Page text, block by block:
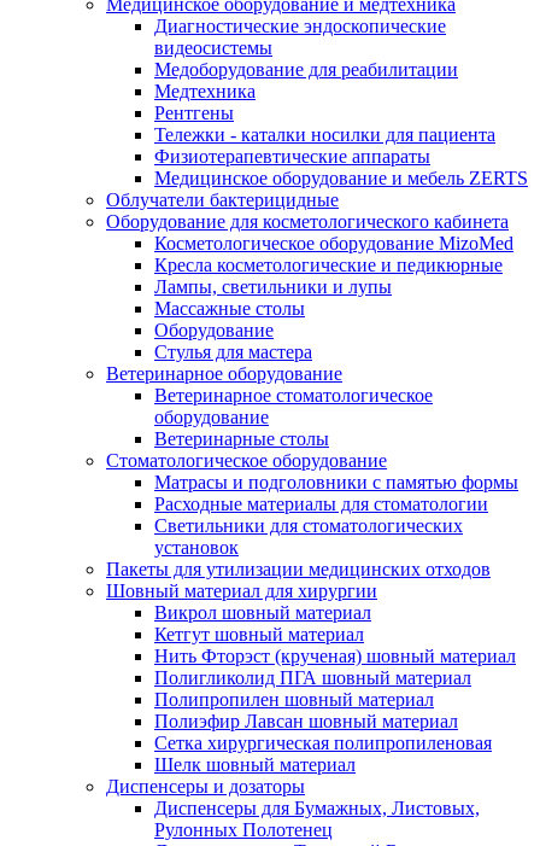
Медицинское оборудование и медтехника
Диагностические эндоскопические
видеосистемы
Медоборудование для реабилитации
Медтехника
Рентгены
Тележки - каталки носилки для пациента
Физиотерапевтические аппараты
Медицинское оборудование и мебель ZERTS
Облучатели бактерицидные
Оборудование для косметологического кабинета
Косметологическое оборудование MizoMed
Кресла косметологические и педикюрные
Лампы, светильники и лупы
Массажные столы
Оборудование
Стулья для мастера
Ветеринарное оборудование
Ветеринарное стоматологическое
оборудование
Ветеринарные столы
Стоматологическое оборудование
Матрасы и подголовники с памятью формы
Расходные материалы для стоматологии
Светильники для стоматологических
установок
Пакеты для утилизации медицинских отходов
Шовный материал для хирургии
Викрол шовный материал
Кетгут шовный материал
Нить Фторэст (крученая) шовный материал
Полигликолид ПГА шовный материал
Полипропилен шовный материал
Полиэфир Лавсан шовный материал
Сетка хирургическая полипропиленовая
Шелк шовный материал
Диспенсеры и дозаторы
Диспенсеры для Бумажных, Листовых,
Рулонных Полотенец